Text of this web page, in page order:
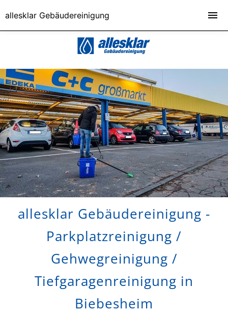
allesklar Gebäudereinigung -
Parkplatzreinigung /
Gehwegreinigung /
Tiefgaragenreinigung in
Biebesheim
allesklar Gebäudereinigung